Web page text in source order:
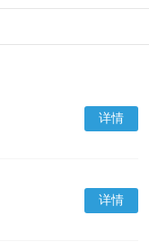
详情
详情